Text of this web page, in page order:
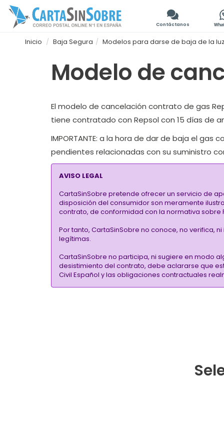
Contáctanos
Inicio Baja Segura Modelos para darse de baja de la
Modelo de
El modelo de cancelación contrato de gas
tiene contratado con Repsol con 15 días de
IMPORTANTE: a la hora de dar de baja el gas
pendientes relacionadas con su suministro
AVISO LEGAL
CartaSinSobre pretende ofrecer un servicio de
disposición del consumidor son meramente
contrato, de conformidad con la normativa sobre
Por tanto, CartaSinSobre no conoce, no verifica,
legítimas.
CartaSinSobre no participa, ni sugiere en modo
desistimiento del contrato, debe aclararse que
Civil Español y las obligaciones contractuales